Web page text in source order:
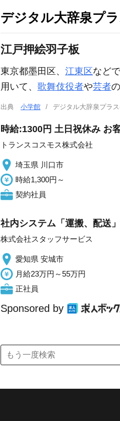
デジタル大辞泉プ
江戸押絵羽子板
東京都墨田区、 江東区など
用いて、 歌舞伎役者や芸者
出典 小学館 デジタル大辞泉プラ
時給:1300円 土日祝休み お
トランスコスモス株式会社
埼玉県 川口市
時給1,300円～
契約社員
社内システム「運搬、配送
株式会社スタッフサービス
愛知県 安城市
月給23万円～55万円
正社員
Sponsored by